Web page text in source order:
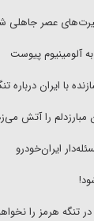
عصر جاهلی
آلومینیوم پیوست
با ایران درباره
مبارزدلم را آتش
ایران‌خودرو
تنگه هرمز را